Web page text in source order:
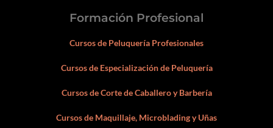
Formación Profesional
Cursos de Peluquería Profesionales
Cursos de Especialización de Peluquería
Cursos de Corte de Caballero y Barbería
Cursos de Maquillaje, Microblading y Uñas